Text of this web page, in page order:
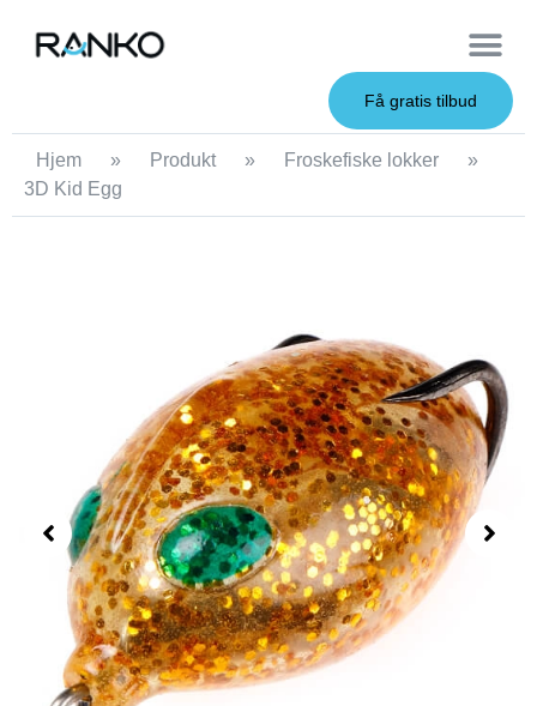
Få gratis tilbud
Hjem » Produkt » Froskefiske lokker
»
3D Kid Egg